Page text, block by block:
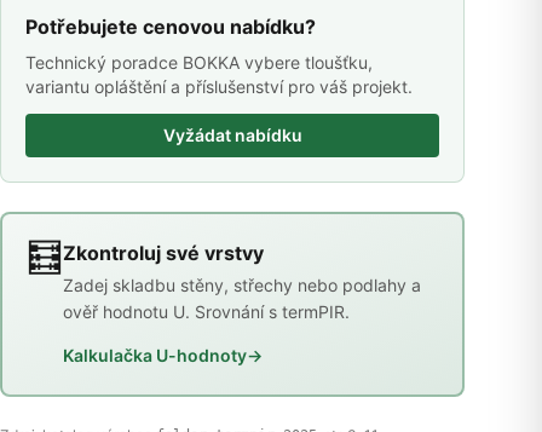
Potřebujete cenovou nabídku?
Technický poradce BOKKA vybere tloušťku,
variantu opláštění a příslušenství pro váš projekt.
Vyžádat nabídku
🧮Zkontroluj své vrstvy
Zadej skladbu stěny, střechy nebo podlahy a
ověř hodnotu U. Srovnání s termPIR.
Kalkulačka U-hodnoty→